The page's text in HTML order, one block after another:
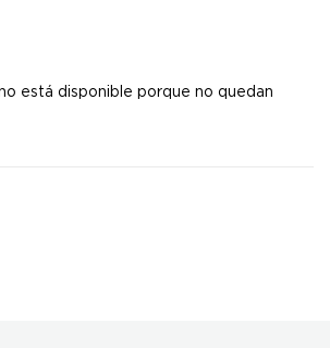
está disponible porque no quedan